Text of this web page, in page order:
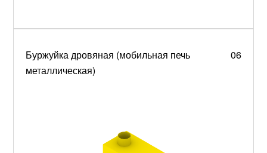
Буржуйка дровяная (мобильная печь
металлическая)
06